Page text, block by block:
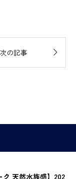
次の記事 
ク 天然水族感】202